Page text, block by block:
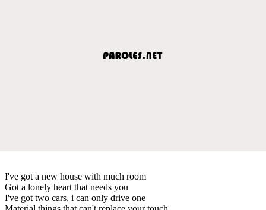
I've got a new house with much room
Got a lonely heart that needs you
I've got two cars, i can only drive one